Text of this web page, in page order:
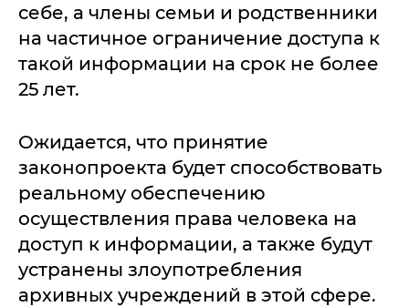
себе, а члены семьи и родственники
на частичное ограничение доступа к
такой информации на срок не более
25 лет.
Ожидается, что принятие
законопроекта будет способствовать
реальному обеспечению
осуществления права человека на
доступ к информации, а также будут
устранены злоупотребления
архивных учреждений в этой сфере.